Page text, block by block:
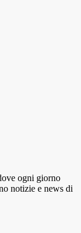
ogni giorno
notizie e news di